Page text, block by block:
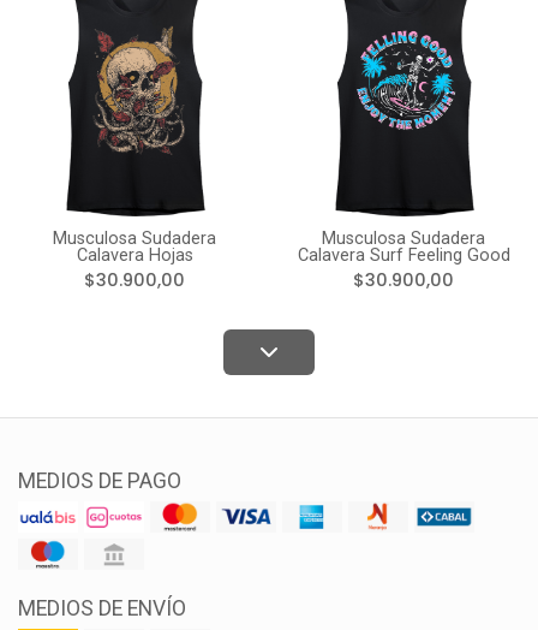
Musculosa Sudadera
Calavera Hojas
$30.900,00
Musculosa Sudadera
Calavera Surf Feeling Good
$30.900,00
MEDIOS DE PAGO
MEDIOS DE ENVÍO